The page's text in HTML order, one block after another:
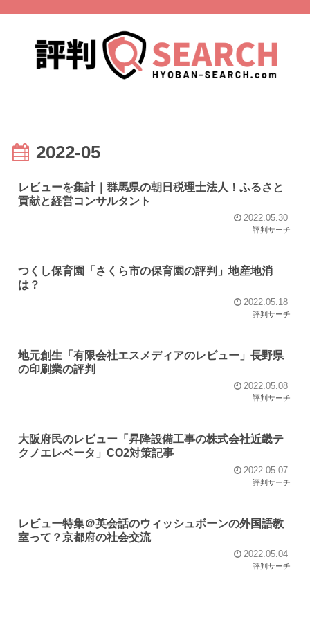
2022-05
レビューを集計｜群馬県の朝日税理士法人！ふるさと
貢献と経営コンサルタント
2022.05.30
評判サーチ
つくし保育園「さくら市の保育園の評判」地産地消
は？
2022.05.18
評判サーチ
地元創生「有限会社エスメディアのレビュー」長野県
の印刷業の評判
2022.05.08
評判サーチ
大阪府民のレビュー「昇降設備工事の株式会社近畿テ
クノエレベータ」CO2対策記事
2022.05.07
評判サーチ
レビュー特集＠英会話のウィッシュボーンの外国語教
室って？京都府の社会交流
2022.05.04
評判サーチ